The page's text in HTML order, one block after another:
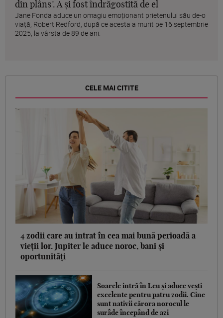
din plâns". A și fost îndrăgostită de el
Jane Fonda aduce un omagiu emoționant prietenului său de-o
viață, Robert Redford, după ce acesta a murit pe 16 septembrie
2025, la vârsta de 89 de ani.
CELE MAI CITITE
4 zodii care au intrat în cea mai bună perioadă a
vieții lor. Jupiter le aduce noroc, bani și
oportunități
Soarele intră în Leu și aduce vești
excelente pentru patru zodii. Cine
sunt nativii cărora norocul le
surâde începând de azi